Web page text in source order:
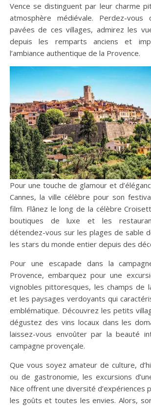
Vence se distinguent par leur charme
atmosphère médiévale. Perdez-vous
pavées de ces villages, admirez les
depuis les remparts anciens et
l’ambiance authentique de la Provence.
Pour une touche de glamour et
Cannes, la ville célèbre pour son
film. Flânez le long de la célèbre
boutiques de luxe et les
détendez-vous sur les plages de sable
les stars du monde entier depuis des
Pour une escapade dans la
Provence, embarquez pour une
vignobles pittoresques, les champs de
et les paysages verdoyants qui
emblématique. Découvrez les petits
dégustez des vins locaux dans les
laissez-vous envoûter par la beauté
campagne provençale.
Que vous soyez amateur de culture,
ou de gastronomie, les excursions
Nice offrent une diversité d’expériences
les goûts et toutes les envies. Alors,